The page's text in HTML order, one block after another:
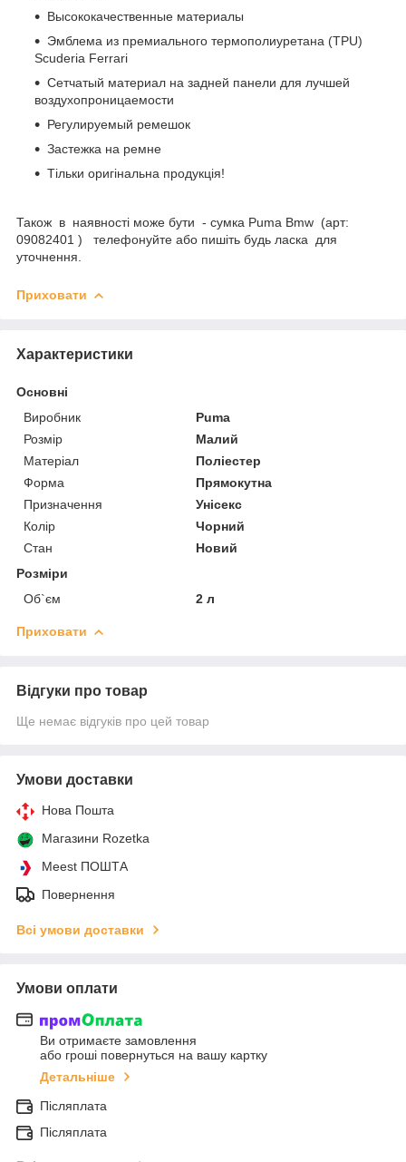
Высококачественные материалы
Эмблема из премиального термополиуретана (TPU)
Scuderia Ferrari
Сетчатый материал на задней панели для лучшей
воздухопроницаемости
Регулируемый ремешок
Застежка на ремне
Тільки оригінальна продукція!
Також в наявності може бути - сумка Puma Bmw (арт:
09082401 ) телефонуйте або пишіть будь ласка для
уточнення.
Приховати
Характеристики
Основні
Виробник
Puma
Розмір
Малий
Матеріал
Поліестер
Форма
Прямокутна
Призначення
Унісекс
Колір
Чорний
Стан
Новий
Розміри
Об`єм
2 л
Приховати
Відгуки про товар
Ще немає відгуків про цей товар
Умови доставки
Нова Пошта
Магазини Rozetka
Meest ПОШТА
Повернення
Всі умови доставки
Умови оплати
Ви отримаєте замовлення
або гроші повернуться на вашу картку
Детальніше
Післяплата
Післяплата